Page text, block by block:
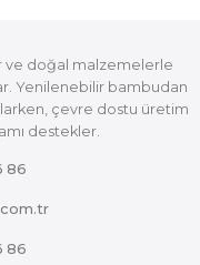
ve doğal malzemelerle
Yenilenebilir bambudan
çevre dostu üretim
destekler.
86
86